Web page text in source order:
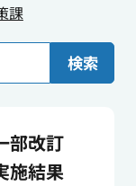
課
検索
部改訂
施結果